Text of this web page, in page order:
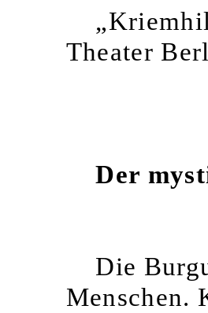
Theater
Der
Die
Menschen.